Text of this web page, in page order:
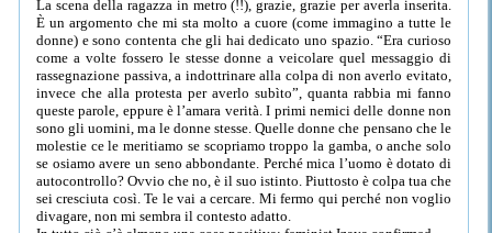
La scena della ragazza in metro (!!), grazie, grazie per averla inserita.
È un argomento che mi sta molto a cuore (come immagino a tutte le
donne) e sono contenta che gli hai dedicato uno spazio. “Era curioso
come a volte fossero le stesse donne a veicolare quel messaggio di
rassegnazione passiva, a indottrinare alla colpa di non averlo evitato,
invece che alla protesta per averlo subìto”, quanta rabbia mi fanno
queste parole, eppure è l’amara verità. I primi nemici delle donne non
sono gli uomini, ma le donne stesse. Quelle donne che pensano che le
molestie ce le meritiamo se scopriamo troppo la gamba, o anche solo
se osiamo avere un seno abbondante. Perché mica l’uomo è dotato di
autocontrollo? Ovvio che no, è il suo istinto. Piuttosto è colpa tua che
sei cresciuta così. Te le vai a cercare. Mi fermo qui perché non voglio
divagare, non mi sembra il contesto adatto.